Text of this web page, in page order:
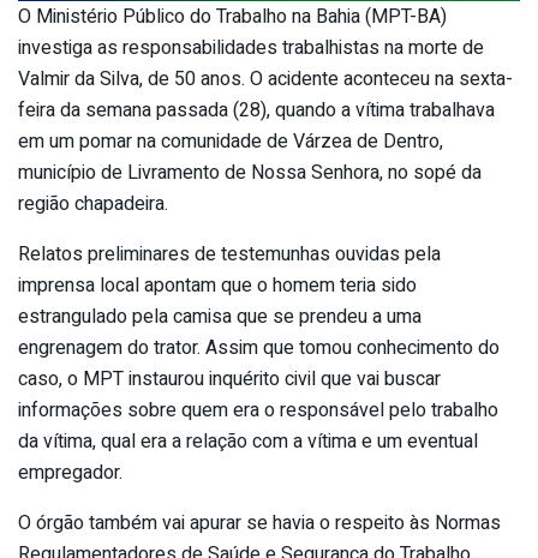
O Ministério Público do Trabalho na Bahia (MPT-BA)
investiga as responsabilidades trabalhistas na morte de
Valmir da Silva, de 50 anos. O acidente aconteceu na sexta-
feira da semana passada (28), quando a vítima trabalhava
em um pomar na comunidade de Várzea de Dentro,
município de Livramento de Nossa Senhora, no sopé da
região chapadeira.
Relatos preliminares de testemunhas ouvidas pela
imprensa local apontam que o homem teria sido
estrangulado pela camisa que se prendeu a uma
engrenagem do trator. Assim que tomou conhecimento do
caso, o MPT instaurou inquérito civil que vai buscar
informações sobre quem era o responsável pelo trabalho
da vítima, qual era a relação com a vítima e um eventual
empregador.
O órgão também vai apurar se havia o respeito às Normas